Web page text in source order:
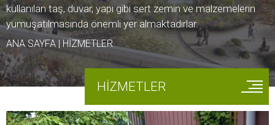
kullanılan taş, duvar, yapı gibi sert zemin ve malzemelerin
yumuşatılmasında önemli yer almaktadırlar.
ANA SAYFA | HİZMETLER
HİZMETLER